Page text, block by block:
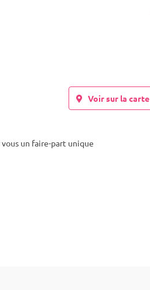
Voir sur la carte
un faire-part unique